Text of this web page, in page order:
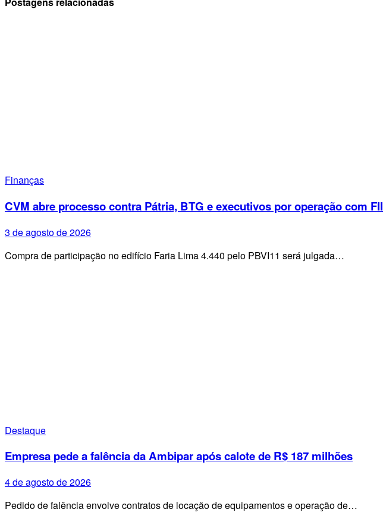
Finanças
CVM abre processo contra Pátria, BTG e executivos por operação com FII
3 de agosto de 2026
Compra de participação no edifício Faria Lima 4.440 pelo PBVI11 será julgada…
Destaque
Empresa pede a falência da Ambipar após calote de R$ 187 milhões
4 de agosto de 2026
Pedido de falência envolve contratos de locação de equipamentos e operação de…